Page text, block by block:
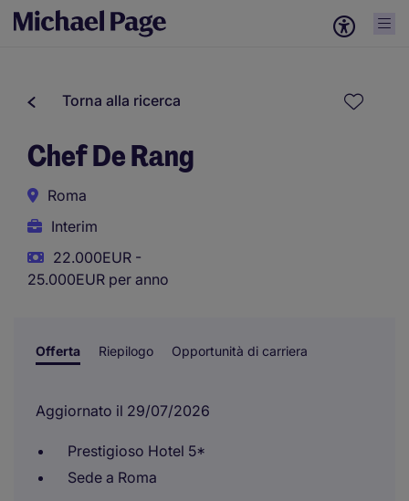
Torna alla ricerca
Chef De Rang
Roma
Interim
22.000EUR -
25.000EUR per anno
Offerta Riepilogo Opportunità di carriera
Aggiornato il 29/07/2026
Prestigioso Hotel 5*
Sede a Roma